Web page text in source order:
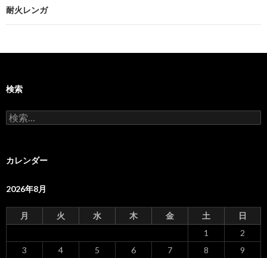
ビ
ゲ
ー
ョ
ン
耐火レンガ
検索
検
索:
カレンダー
2026年8月
月 火 水 木 金 土
日
1
2
3
4 5 6 7 8
9